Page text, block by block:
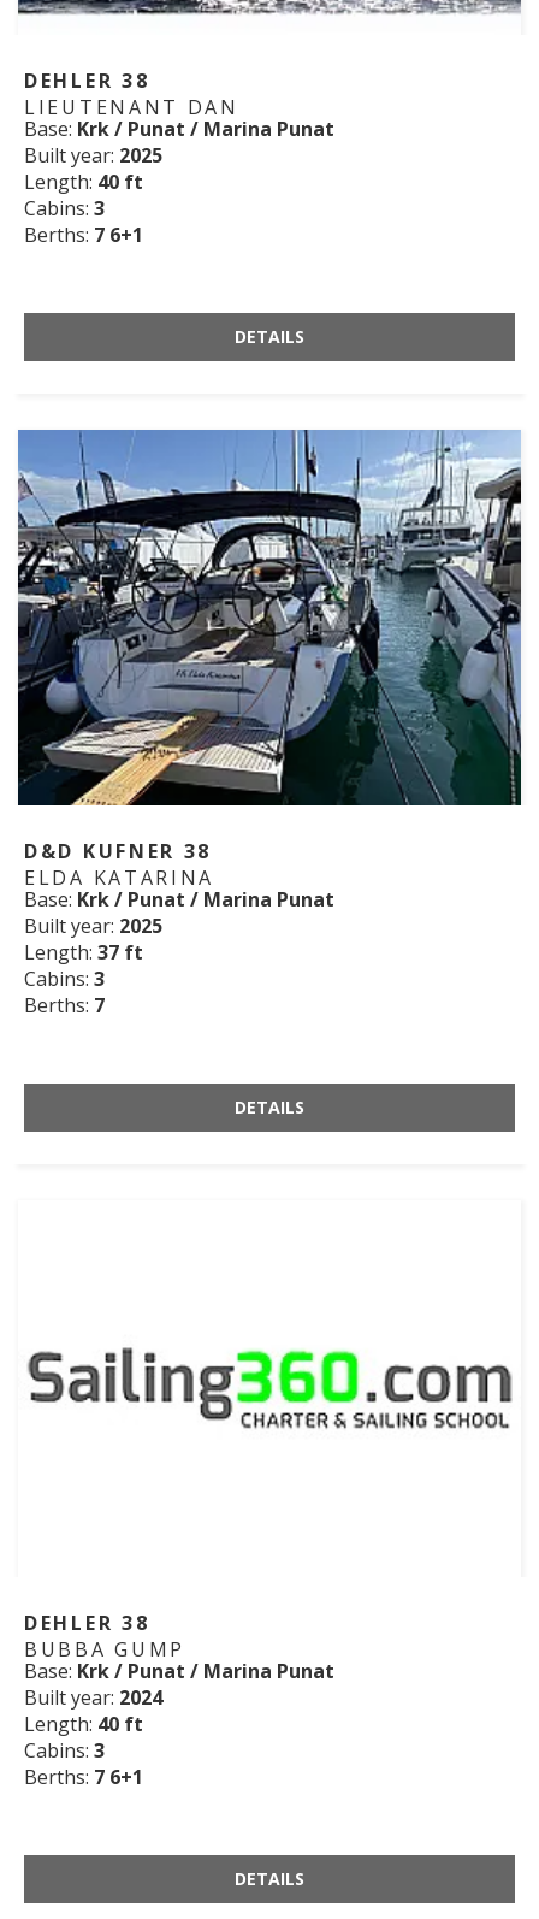
DEHLER 38
LIEUTENANT DAN
Base: Krk / Punat / Marina Punat
Built year: 2025
Length: 40 ft
Cabins: 3
Berths: 7 6+1
DETAILS
D&D KUFNER 38
ELDA KATARINA
Base: Krk / Punat / Marina Punat
Built year: 2025
Length: 37 ft
Cabins: 3
Berths: 7
DETAILS
DEHLER 38
BUBBA GUMP
Base: Krk / Punat / Marina Punat
Built year: 2024
Length: 40 ft
Cabins: 3
Berths: 7 6+1
DETAILS